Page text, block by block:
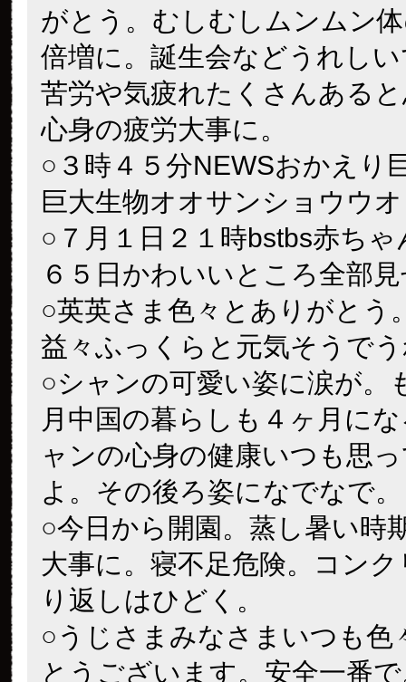
がとう。むしむしムンムン
倍増に。誕生会などうれし
苦労や気疲れたくさんある
心身の疲労大事に。
○３時４５分NEWSおかえり
巨大生物オオサンショウウオ
○７月１日２１時bstbs赤ち
６５日かわいいところ全部
○英英さま色々とありがとう
益々ふっくらと元気そうで
○シャンの可愛い姿に涙が。
月中国の暮らしも４ヶ月に
ャンの心身の健康いつも思
よ。その後ろ姿になでなで。
○今日から開園。蒸し暑い時
大事に。寝不足危険。コン
り返しはひどく。
○うじさまみなさまいつも色
とうございます。安全一番